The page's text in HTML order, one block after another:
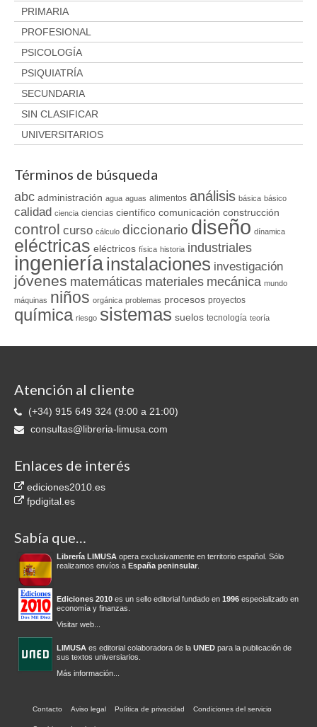
PRIMARIA
PROFESIONAL
PSICOLOGÍA
PSIQUIATRÍA
SECUNDARIA
SIN CLASIFICAR
UNIVERSITARIOS
Términos de búsqueda
abc administración agua aguas alimentos análisis básica básico
calidad ciencia ciencias científico comunicación construcción
control curso cálculo diccionario diseño dínamica
eléctricas eléctricos física historia industriales
ingeniería instalaciones investigación
jóvenes matemáticas materiales mecánica mundo
máquinas niños orgánica problemas procesos proyectos
química riesgo sistemas suelos tecnología teoría
Atención al cliente
(+34) 915 649 324 (9:00 a 21:00)
consultas@libreria-limusa.com
Enlaces de interés
ediciones2010.es
fpdigital.es
Sabía que…
Librería LIMUSA opera exclusivamente en territorio español. Sólo
realizamos envíos a España peninsular
Ediciones 2010 es un sello editorial fundado en 1996 especializado en
economía y finanzas.
Visitar web...
LIMUSA es editorial colaboradora de la UNED para la publicación de
sus textos universiarios.
Más información...
Contacto Aviso legal Política de privacidad Condiciones del servicio